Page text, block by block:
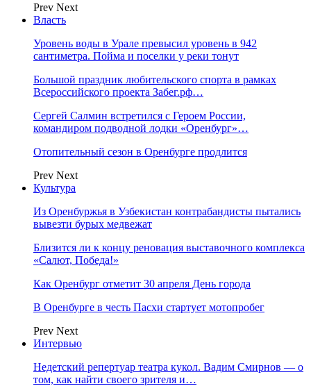
Prev Next
Власть
Уровень воды в Урале превысил уровень в 942
сантиметра. Пойма и поселки у реки тонут
Большой праздник любительского спорта в рамках
Всероссийского проекта Забег.рф…
Сергей Салмин встретился с Героем России,
командиром подводной лодки «Оренбург»…
Отопительный сезон в Оренбурге продлится
Prev Next
Культура
Из Оренбуржья в Узбекистан контрабандисты пытались
вывезти бурых медвежат
Близится ли к концу реновация выставочного комплекса
«Салют, Победа!»
Как Оренбург отметит 30 апреля День города
В Оренбурге в честь Пасхи стартует мотопробег
Prev Next
Интервью
Недетский репертуар театра кукол. Вадим Смирнов — о
том, как найти своего зрителя и…